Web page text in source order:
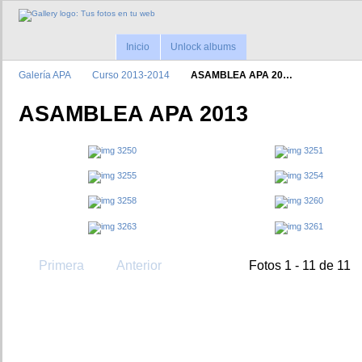
Inicio Unlock albums
Galerí­a APA Curso 2013-2014 ASAMBLEA APA 20…
ASAMBLEA APA 2013
Primera Anterior Fotos 1 - 11 de 11